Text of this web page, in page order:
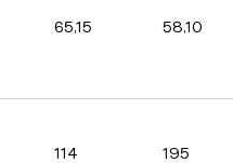
65,15 58,10
114
195